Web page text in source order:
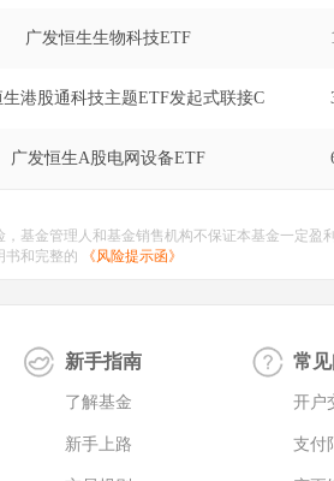
广发恒生生物科技ETF
生港股通科技主题ETF发起式联接C
广发恒生A股电网设备ETF
，基金管理人和基金销售机构不保证本基金一定
书和完整的
《风险提示函》
新手指南
了解基金
新手上路
常
开户
支付